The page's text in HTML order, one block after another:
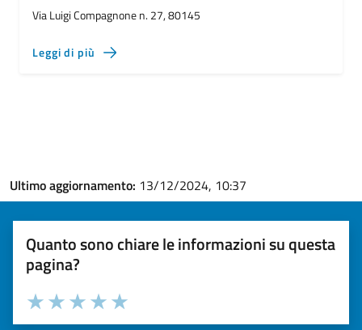
Via Luigi Compagnone n. 27, 80145
Leggi di più
Ultimo aggiornamento: 13/12/2024, 10:37
Quanto sono chiare le informazioni su questa
pagina?
Valuta la chiarezza delle informazioni (da 1 a 5 stelle)
Seleziona il numero di stelle per valutare la chiarezza delle
Valuta 5 stelle su 5
Valuta 4 stelle su 5
Valuta 3 stelle su 5
Valuta 2 stelle su 5
Valuta 1 stelle su 5